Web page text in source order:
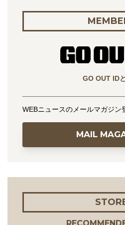
GO OUT ID
WEBニュースのメールマガジン
MAIL